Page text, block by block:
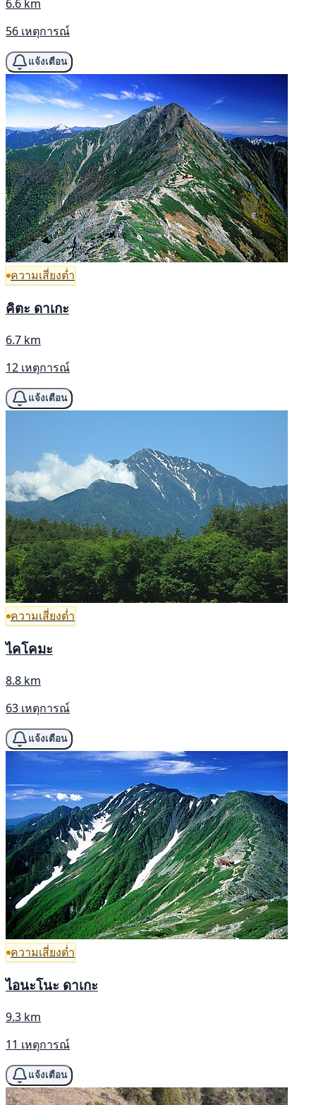
6.6 km
56 เหตุการณ์
แจ้งเตือน
ความเสี่ยงต่ำ
คิตะ ดาเกะ
6.7 km
12 เหตุการณ์
แจ้งเตือน
ความเสี่ยงต่ำ
ไคโคมะ
8.8 km
63 เหตุการณ์
แจ้งเตือน
ความเสี่ยงต่ำ
ไอนะโนะ ดาเกะ
9.3 km
11 เหตุการณ์
แจ้งเตือน